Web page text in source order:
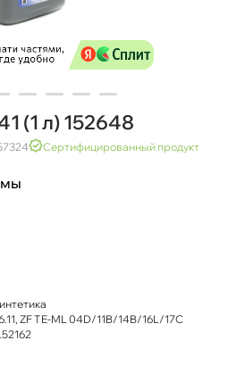
(1 л) 152648
Сертифицированный продукт
ZF TE-ML 04D/11B/14B/16L/17C